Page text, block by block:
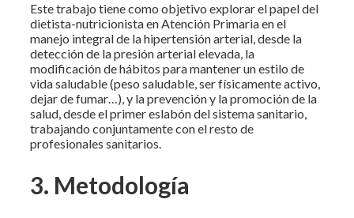
Este trabajo tiene como objetivo explorar el papel del
dietista-nutricionista en Atención Primaria en el
manejo integral de la hipertensión arterial, desde la
detección de la presión arterial elevada, la
modificación de hábitos para mantener un estilo de
vida saludable (peso saludable, ser físicamente activo,
dejar de fumar…), y la prevención y la promoción de la
salud, desde el primer eslabón del sistema sanitario,
trabajando conjuntamente con el resto de
profesionales sanitarios.
3. Metodología